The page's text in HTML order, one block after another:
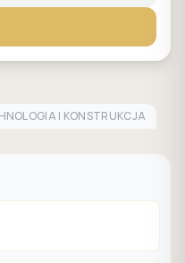
I KONSTRUKCJA